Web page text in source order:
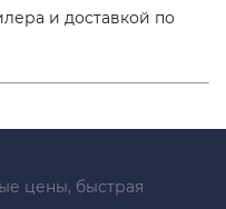
и доставкой по
цены, быстрая